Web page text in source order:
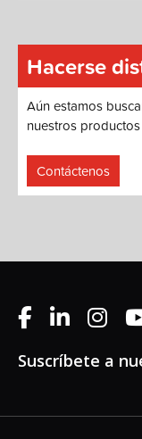
Hacerse
Aún estamos
nuestros
Contáctenos
Suscríbete a